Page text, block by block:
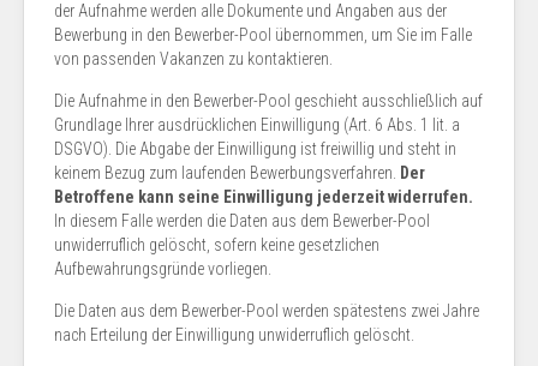
der Aufnahme werden alle Dokumente und Angaben aus der
Bewerbung in den Bewerber-Pool übernommen, um Sie im Falle
von passenden Vakanzen zu kontaktieren.
Die Aufnahme in den Bewerber-Pool geschieht ausschließlich auf
Grundlage Ihrer ausdrücklichen Einwilligung (Art. 6 Abs. 1 lit. a
DSGVO). Die Abgabe der Einwilligung ist freiwillig und steht in
keinem Bezug zum laufenden Bewerbungsverfahren.
Der
Betroffene kann seine Einwilligung jederzeit widerrufen.
In diesem Falle werden die Daten aus dem Bewerber-Pool
unwiderruflich gelöscht, sofern keine gesetzlichen
Aufbewahrungsgründe vorliegen.
Die Daten aus dem Bewerber-Pool werden spätestens zwei Jahre
nach Erteilung der Einwilligung unwiderruflich gelöscht.